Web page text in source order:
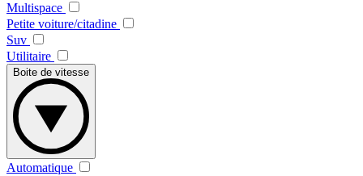
Multispace
Petite voiture/citadine
Suv
Utilitaire
Boite de vitesse
Automatique